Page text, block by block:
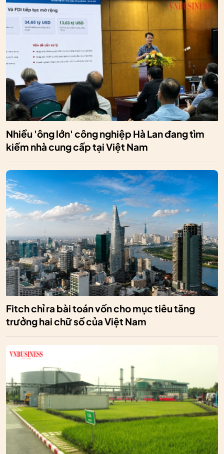
Nhiều 'ông lớn' công nghiệp Hà Lan đang tìm
kiếm nhà cung cấp tại Việt Nam
Fitch chỉ ra bài toán vốn cho mục tiêu tăng
trưởng hai chữ số của Việt Nam